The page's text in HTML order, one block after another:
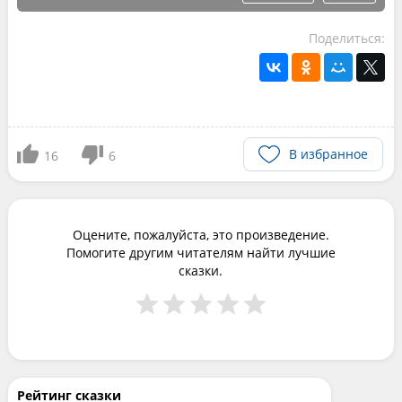
Поделиться:
16 6 В избранное
Оцените, пожалуйста, это произведение.
Помогите другим читателям найти лучшие
сказки.
Рейтинг сказки